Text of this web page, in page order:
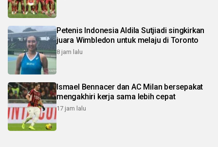
Petenis Indonesia Aldila Sutjiadi singkirkan
juara Wimbledon untuk melaju di Toronto
8 jam lalu
Ismael Bennacer dan AC Milan bersepakat
mengakhiri kerja sama lebih cepat
17 jam lalu